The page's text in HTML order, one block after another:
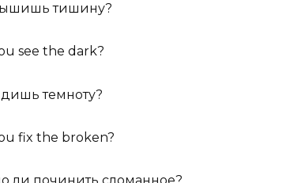
тишину?
see the dark?
темноту?
fix the broken?